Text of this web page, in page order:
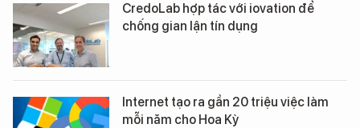
CredoLab hợp tác với iovation để
chống gian lận tín dụng
Internet tạo ra gần 20 triệu việc làm
mỗi năm cho Hoa Kỳ